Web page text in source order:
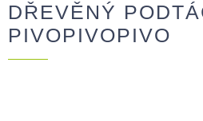
DŘEVĚNÝ
PIVOPIVOPIVO